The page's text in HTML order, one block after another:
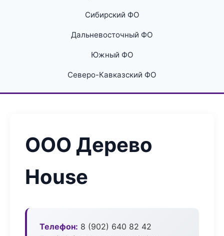
Сибирский ФО
Дальневосточный ФО
Южный ФО
Северо-Кавказский ФО
ООО Дерево
House
Телефон: 8 (902) 640 82 42